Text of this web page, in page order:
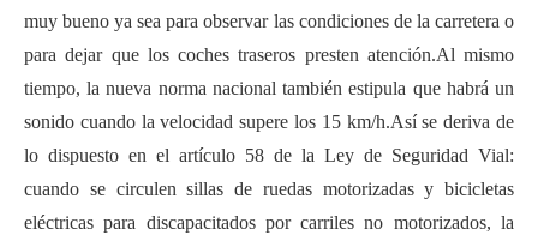
muy bueno ya sea para observar las condiciones de la carretera o
para dejar que los coches traseros presten atención.Al mismo
tiempo, la nueva norma nacional también estipula que habrá un
sonido cuando la velocidad supere los 15 km/h.Así se deriva de
lo dispuesto en el artículo 58 de la Ley de Seguridad Vial:
cuando se circulen sillas de ruedas motorizadas y bicicletas
eléctricas para discapacitados por carriles no motorizados, la